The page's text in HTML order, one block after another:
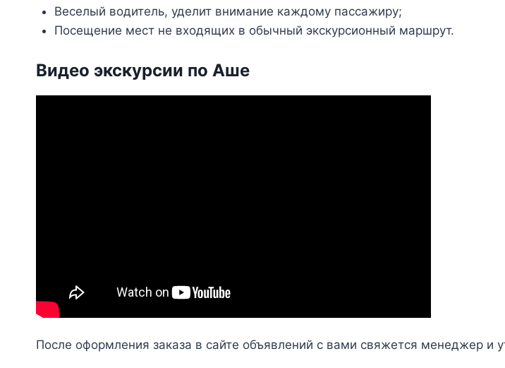
Веселый водитель, уделит внимание каждому пассажиру;
Посещение мест не входящих в обычный экскурсионный маршрут.
Видео экскурсии по Аше
После оформления заказа в сайте объявлений с вами свяжется менеджер и